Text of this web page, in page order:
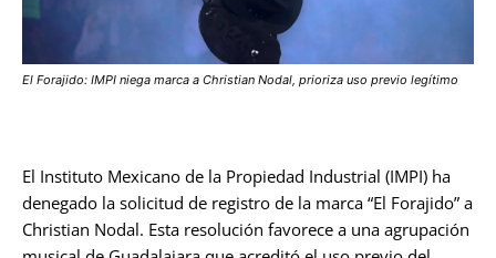
El Forajido: IMPI niega marca a Christian Nodal, prioriza uso previo legítimo
El Instituto Mexicano de la Propiedad Industrial (IMPI) ha
denegado la solicitud de registro de la marca “El Forajido” a
Christian Nodal. Esta resolución favorece a una agrupación